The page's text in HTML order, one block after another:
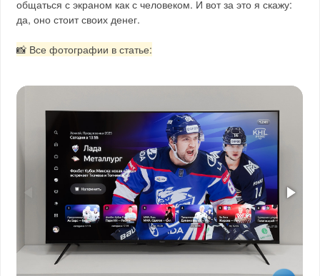
общаться с экраном как с человеком. И вот за это я скажу:
да, оно стоит своих денег.
📸 Все фотографии в статье: